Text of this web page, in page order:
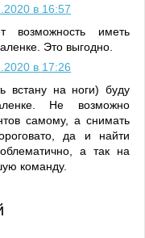
в 16:57
возможность иметь
Это выгодно.
в 17:26
встану на ноги) буду
Не возможно
самому, а снимать
да и найти
а так на
команду.